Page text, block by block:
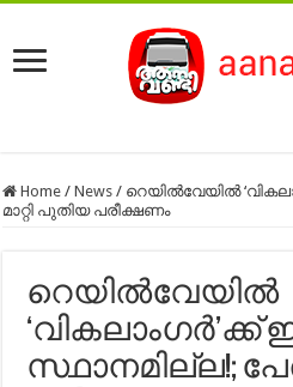
Home / News / റെയില്‍വേയില്‍
മാറ്റി പുതിയ പരീക്ഷണം
റെയില്‍വേയില്‍
‘വികലാംഗര്‍’ക്ക്
സ്ഥാനമില്ല!;